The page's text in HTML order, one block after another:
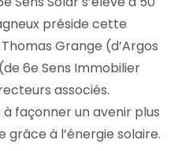
préside cette
Grange (d’Argos
6e Sens Immobilier
associés.
façonner un avenir plus
à l’énergie solaire.